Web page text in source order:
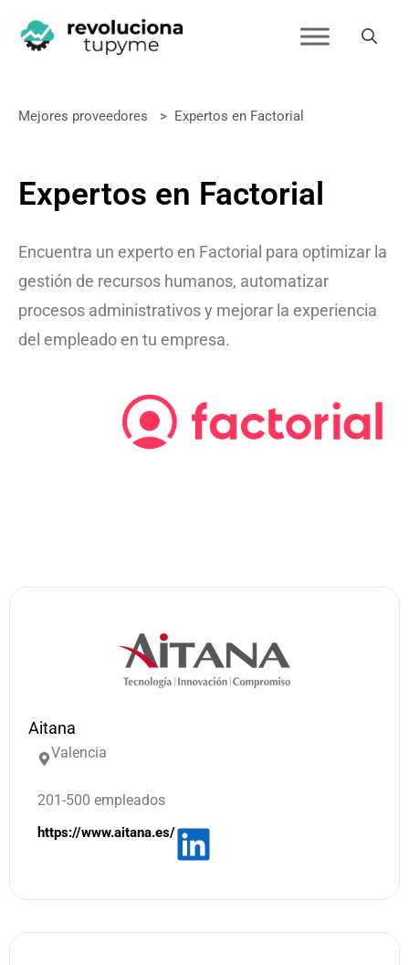
Mejores proveedores > Expertos en Factorial
Expertos en Factorial
Encuentra un experto en Factorial para optimizar la
gestión de recursos humanos, automatizar
procesos administrativos y mejorar la experiencia
del empleado en tu empresa.
Aitana
Valencia
201-500 empleados
https://www.aitana.es/